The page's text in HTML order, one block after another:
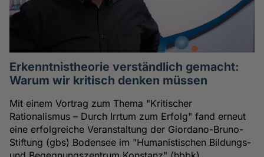
Erkenntnistheorie verständlich gemacht:
Warum wir kritisch denken müssen
Mit einem Vortrag zum Thema "Kritischer
Rationalismus – Durch Irrtum zum Erfolg" fand erneut
eine erfolgreiche Veranstaltung der Giordano-Bruno-
Stiftung (gbs) Bodensee im "Humanistischen Bildungs-